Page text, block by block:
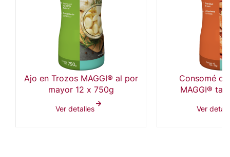
Ajo en Trozos MAGGI® al por
mayor 12 x 750g
Ver detalles
Consomé
MAGGI®
Ver